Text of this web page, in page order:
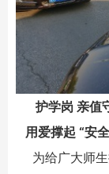
护学岗 亲值
用爱撑起 “安
为给广大师生